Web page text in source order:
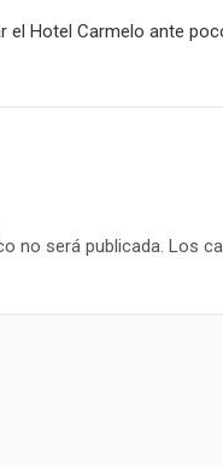
el Hotel Carmelo ante
no será publicada. Los